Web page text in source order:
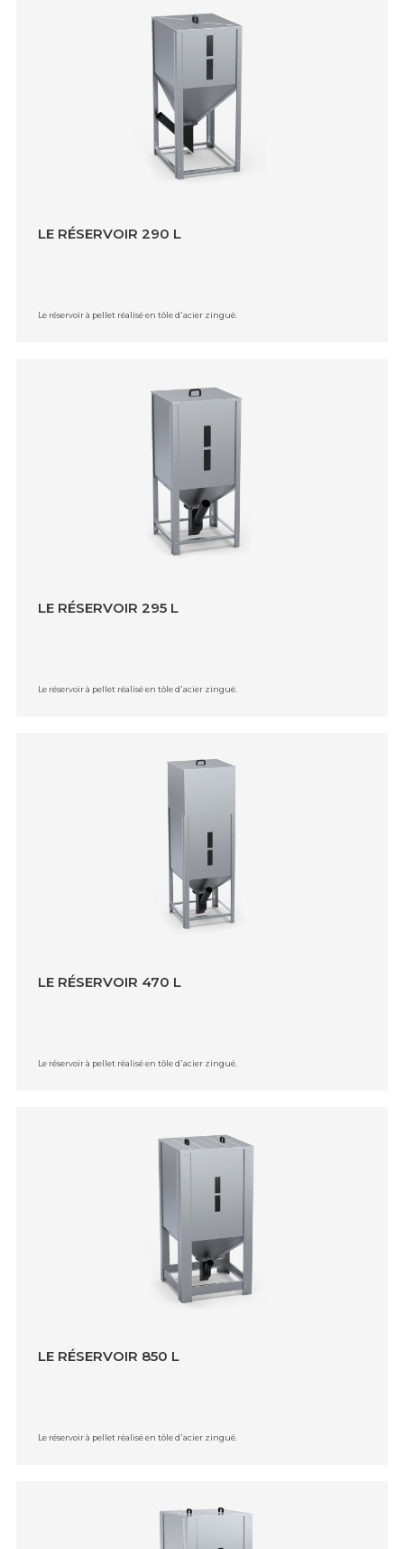
LE RÉSERVOIR 290 L
Le réservoir à pellet réalisé en tôle d᾿acier zingué.
LE RÉSERVOIR 295 L
Le réservoir à pellet réalisé en tôle d᾿acier zingué.
LE RÉSERVOIR 470 L
Le réservoir à pellet réalisé en tôle d᾿acier zingué.
LE RÉSERVOIR 850 L
Le réservoir à pellet réalisé en tôle d᾿acier zingué.